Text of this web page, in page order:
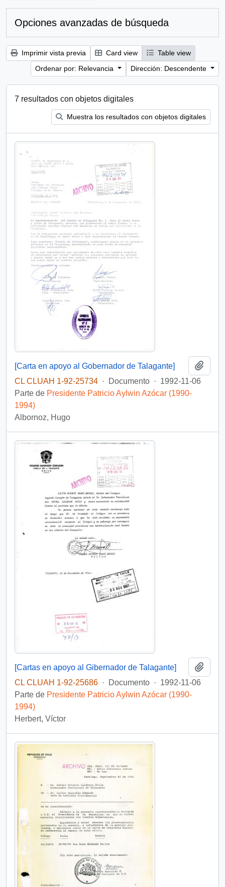
Opciones avanzadas de búsqueda
Imprimir vista previa Card view
Table view
Ordenar por: Relevancia
Dirección: Descendente
7 resultados con objetos digitales
Muestra los resultados con objetos digitales
[Carta en apoyo al Gobernador de Talagante]
CL CLUAH 1-92-25734 · Documento · 1992-11-06
Parte de Presidente Patricio Aylwin Azócar (1990-
1994)
Albornoz, Hugo
[Cartas en apoyo al Gibernador de Talagante]
CL CLUAH 1-92-25686 · Documento · 1992-11-06
Parte de Presidente Patricio Aylwin Azócar (1990-
1994)
Herbert, Víctor